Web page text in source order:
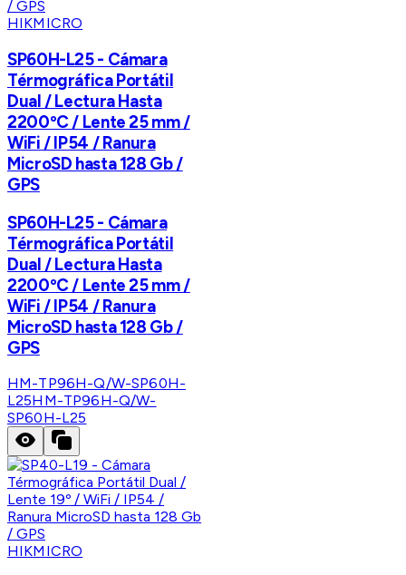
HIKMICRO
SP60H-L25 - Cámara
Térmográfica Portátil
Dual / Lectura Hasta
2200ºC / Lente 25 mm /
WiFi / IP54 / Ranura
MicroSD hasta 128 Gb /
GPS
SP60H-L25 - Cámara
Térmográfica Portátil
Dual / Lectura Hasta
2200ºC / Lente 25 mm /
WiFi / IP54 / Ranura
MicroSD hasta 128 Gb /
GPS
HM-TP96H-Q/W-SP60H-
L25HM-TP96H-Q/W-
SP60H-L25
HIKMICRO